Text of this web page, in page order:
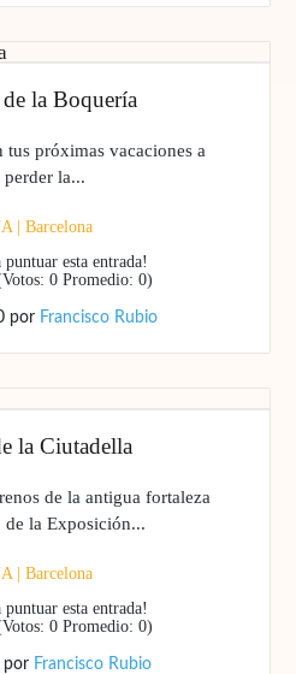
la Boquería
próximas vacaciones a
perder la...
| Barcelona
puntuar esta entrada!
0 Promedio: 0)
por Francisco Rubio
la Ciutadella
de la antigua fortaleza
la Exposición...
| Barcelona
puntuar esta entrada!
0 Promedio: 0)
por Francisco Rubio